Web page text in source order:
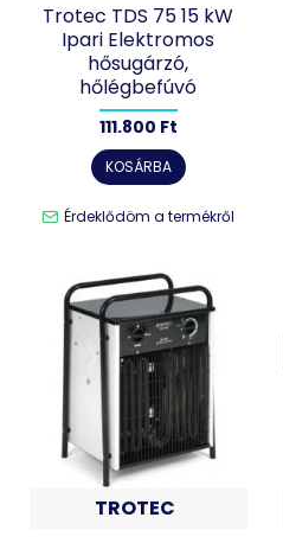
Trotec TDS 75 15 kW
Ipari Elektromos
hősugárzó,
hőlégbefúvó
111.800 Ft
KOSÁRBA
Érdeklődöm a termékről
TROTEC